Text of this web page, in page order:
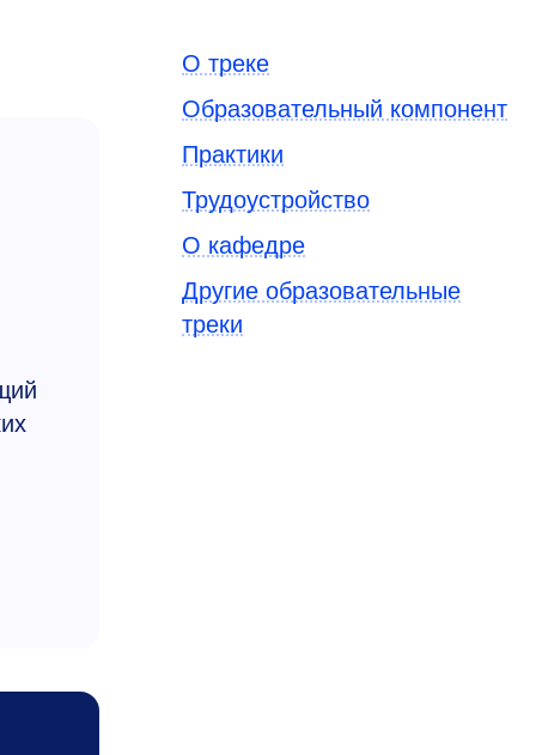
О треке
Образовательный компонент
Практики
Трудоустройство
О кафедре
Другие образовательные
треки